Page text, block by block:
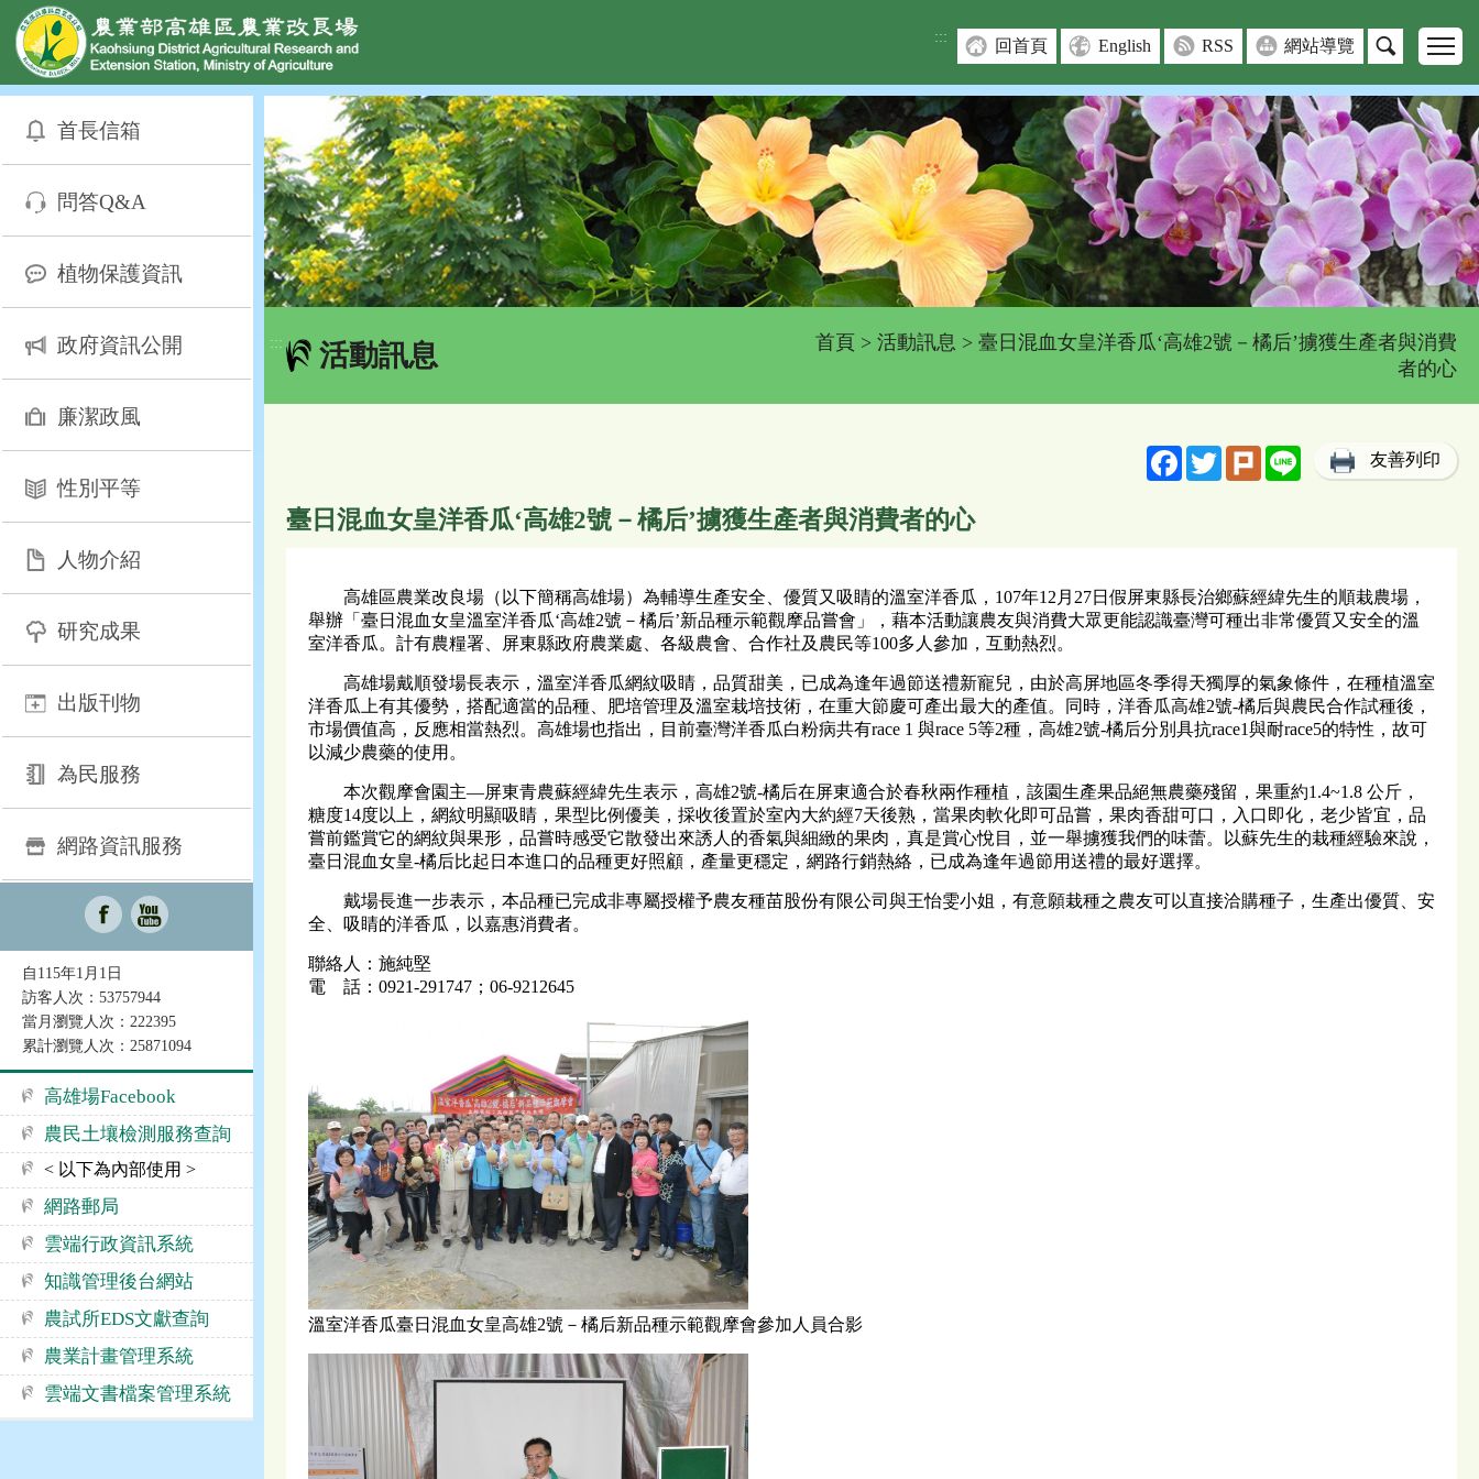
網頁置頂
::: 回首頁 English RSS 網站導覽
首長信箱
問答Q&A
植物保護資訊
政府資訊公開
廉潔政風
性別平等
人物介紹
研究成果
出版刊物
為民服務
網路資訊服務
自115年1月1日
訪客人次：53757944
當月瀏覽人次：222395
累計瀏覽人次：25871094
高雄場Facebook
農民土壤檢測服務查詢
< 以下為內部使用 >
網路郵局
雲端行政資訊系統
知識管理後台網站
農試所EDS文獻查詢
農業計畫管理系統
雲端文書檔案管理系統
::: 活動訊息 首頁 > 活動訊息 > 臺日混血女皇洋香瓜‘高雄2號－橘后’擄獲生產者與消費
者的心
FacebookTwitterPlurk Line 友善列印
臺日混血女皇洋香瓜‘高雄2號－橘后’擄獲生產者與消費者的心
高雄區農業改良場（以下簡稱高雄場）為輔導生產安全、優質又吸睛的溫室洋香瓜，107年12月27日假屏東縣長治鄉蘇經緯先生的順栽農場，
舉辦「臺日混血女皇溫室洋香瓜‘高雄2號－橘后’新品種示範觀摩品嘗會」，藉本活動讓農友與消費大眾更能認識臺灣可種出非常優質又安全的溫
室洋香瓜。計有農糧署、屏東縣政府農業處、各級農會、合作社及農民等100多人參加，互動熱烈。
高雄場戴順發場長表示，溫室洋香瓜網紋吸睛，品質甜美，已成為逢年過節送禮新寵兒，由於高屏地區冬季得天獨厚的氣象條件，在種植溫室
洋香瓜上有其優勢，搭配適當的品種、肥培管理及溫室栽培技術，在重大節慶可產出最大的產值。同時，洋香瓜高雄2號-橘后與農民合作試種後，
市場價值高，反應相當熱烈。高雄場也指出，目前臺灣洋香瓜白粉病共有race 1 與race 5等2種，高雄2號-橘后分別具抗race1與耐race5的特性，故可
以減少農藥的使用。
本次觀摩會園主―屏東青農蘇經緯先生表示，高雄2號-橘后在屏東適合於春秋兩作種植，該園生產果品絕無農藥殘留，果重約1.4~1.8 公斤，
糖度14度以上，網紋明顯吸睛，果型比例優美，採收後置於室內大約經7天後熟，當果肉軟化即可品嘗，果肉香甜可口，入口即化，老少皆宜，品
嘗前鑑賞它的網紋與果形，品嘗時感受它散發出來誘人的香氣與細緻的果肉，真是賞心悅目，並一舉擄獲我們的味蕾。以蘇先生的栽種經驗來說，
臺日混血女皇-橘后比起日本進口的品種更好照顧，產量更穩定，網路行銷熱絡，已成為逢年過節用送禮的最好選擇。
戴場長進一步表示，本品種已完成非專屬授權予農友種苗股份有限公司與王怡雯小姐，有意願栽種之農友可以直接洽購種子，生產出優質、安
全、吸睛的洋香瓜，以嘉惠消費者。
聯絡人：施純堅
電 話：0921-291747；06-9212645
溫室洋香瓜臺日混血女皇高雄2號－橘后新品種示範觀摩會參加人員合影